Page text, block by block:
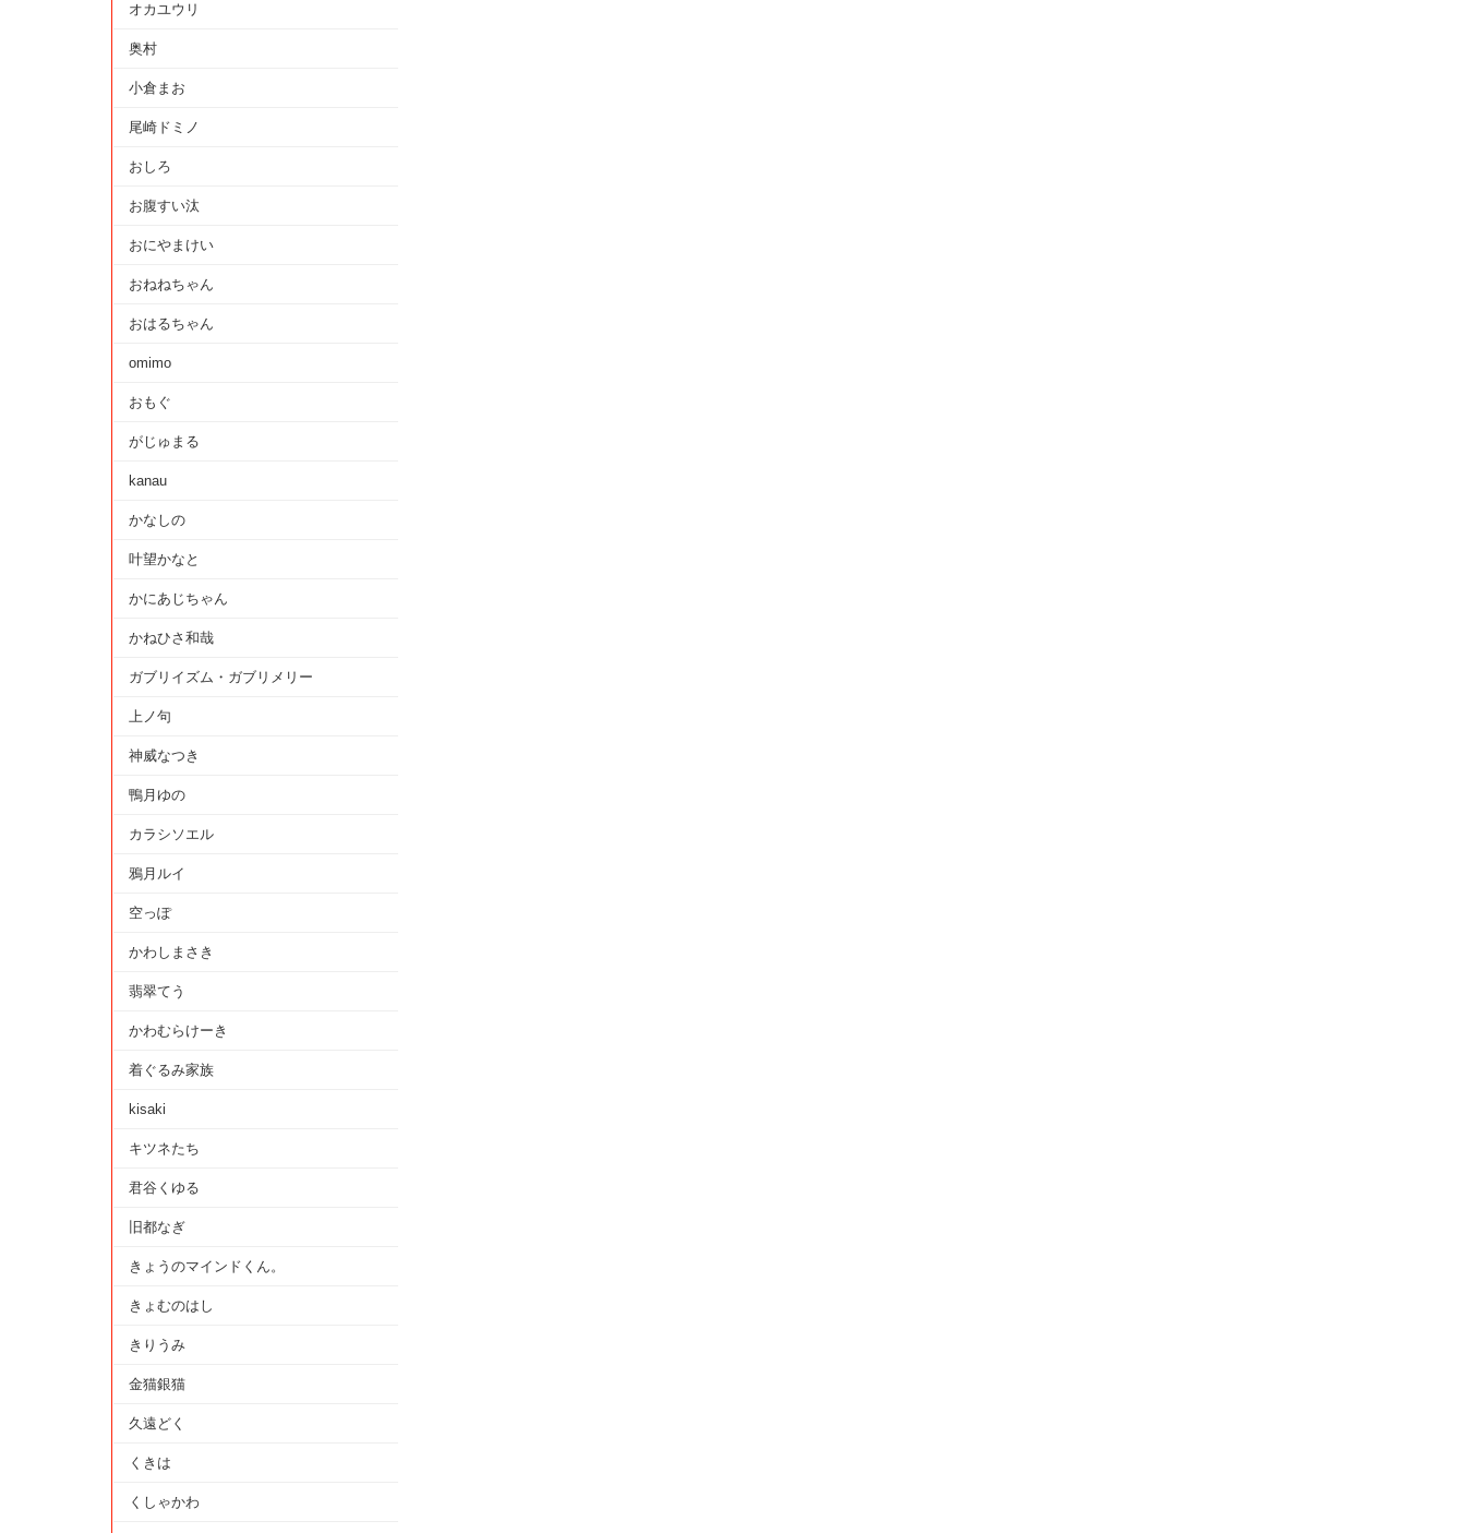
オカユウリ
奥村
小倉まお
尾崎ドミノ
おしろ
お腹すい汰
おにやまけい
おねねちゃん
おはるちゃん
omimo
おもぐ
がじゅまる
kanau
かなしの
叶望かなと
かにあじちゃん
かねひさ和哉
ガブリイズム・ガブリメリー
上ノ句
神威なつき
鴨月ゆの
カラシソエル
鴉月ルイ
空っぽ
かわしまさき
翡翠てう
かわむらけーき
着ぐるみ家族
kisaki
キツネたち
君谷くゆる
旧都なぎ
きょうのマインドくん。
きょむのはし
きりうみ
金猫銀猫
久遠どく
くきは
くしゃかわ